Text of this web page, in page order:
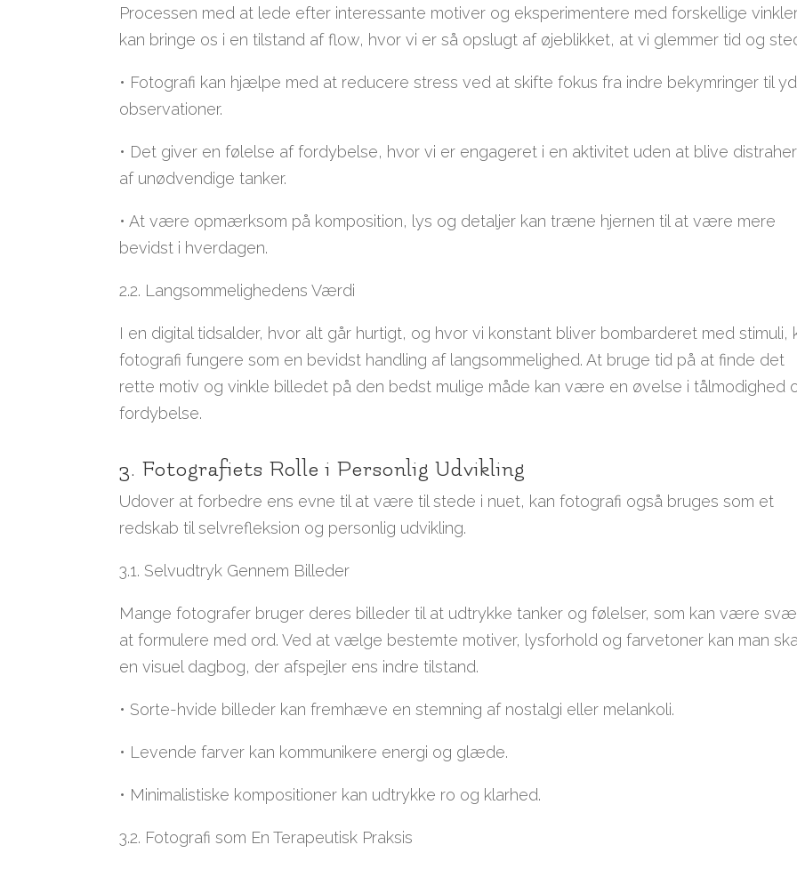
Processen med at lede efter interessante motiver og eksperimentere med forskellige
kan bringe os i en tilstand af flow, hvor vi er så opslugt af øjeblikket, at vi glemmer tid og
• Fotografi kan hjælpe med at reducere stress ved at skifte fokus fra indre bekymringer til
observationer.
• Det giver en følelse af fordybelse, hvor vi er engageret i en aktivitet uden at blive
af unødvendige tanker.
• At være opmærksom på komposition, lys og detaljer kan træne hjernen til at være mere
bevidst i hverdagen.
2.2. Langsommelighedens Værdi
I en digital tidsalder, hvor alt går hurtigt, og hvor vi konstant bliver bombarderet med stimuli,
fotografi fungere som en bevidst handling af langsommelighed. At bruge tid på at finde det
rette motiv og vinkle billedet på den bedst mulige måde kan være en øvelse i tålmodighed
fordybelse.
3. Fotografiets Rolle i Personlig Udvikling
Udover at forbedre ens evne til at være til stede i nuet, kan fotografi også bruges som et
redskab til selvrefleksion og personlig udvikling.
3.1. Selvudtryk Gennem Billeder
Mange fotografer bruger deres billeder til at udtrykke tanker og følelser, som kan være
at formulere med ord. Ved at vælge bestemte motiver, lysforhold og farvetoner kan man
en visuel dagbog, der afspejler ens indre tilstand.
• Sorte-hvide billeder kan fremhæve en stemning af nostalgi eller melankoli.
• Levende farver kan kommunikere energi og glæde.
• Minimalistiske kompositioner kan udtrykke ro og klarhed.
3.2. Fotografi som En Terapeutisk Praksis